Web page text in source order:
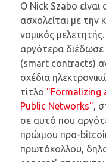
Ο Nick Szabo
ασχολείται με την
νομικός
αργότερα
(smart contracts)
σχέδια
τίτλο "Formalizing
Public Networks",
σε αυτό που
πρώιμου προ-
πρωτόκολλου,